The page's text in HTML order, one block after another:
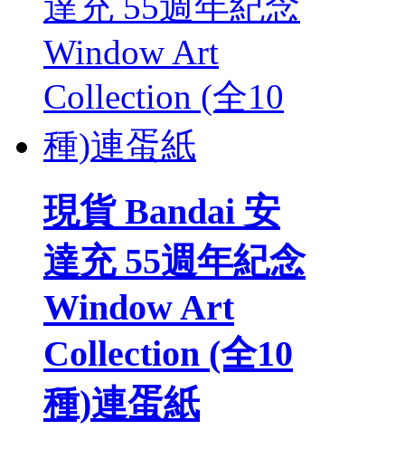
現貨 Bandai 安
達充 55週年紀念
Window Art
Collection (全10
種)連蛋紙